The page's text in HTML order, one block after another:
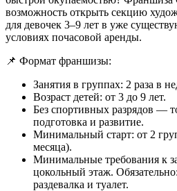
возможность открыть секцию
для девочек 3–9 лет в уже
условиях почасовой аренды.
📌 Формат франшизы:
Занятия в группах: 2 раза в
Возраст детей: от 3 до 9 лет.
Без спортивных разрядов —
подготовка и развитие.
Минимальный старт: от 2
месяца).
Минимальные требования к
цокольный этаж.
раздевалка и туалет.